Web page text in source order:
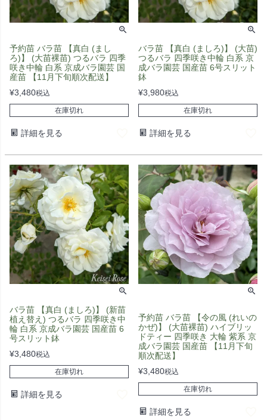
予約苗 バラ苗 【真白 (まし
ろ)】 (大苗裸苗) つるバラ 四季
咲き中輪 白系 京成バラ園芸 国
産苗 【11月下旬順次配送】
¥3,480税込
在庫切れ
詳細を見る
バラ苗 【真白 (ましろ)】 (大苗)
つるバラ 四季咲き中輪 白系 京
成バラ園芸 国産苗 6号スリット
鉢
¥3,980税込
在庫切れ
詳細を見る
バラ苗 【真白 (ましろ)】 (新苗
植え替え) つるバラ 四季咲き中
輪 白系 京成バラ園芸 国産苗 6
号スリット鉢
¥3,480税込
在庫切れ
詳細を見る
予約苗 バラ苗 【令の風 (れいの
かぜ)】 (大苗裸苗) ハイブリッ
ドティー 四季咲き 大輪 紫系 京
成バラ園芸 国産苗 【11月下旬
順次配送】
¥3,480税込
在庫切れ
詳細を見る